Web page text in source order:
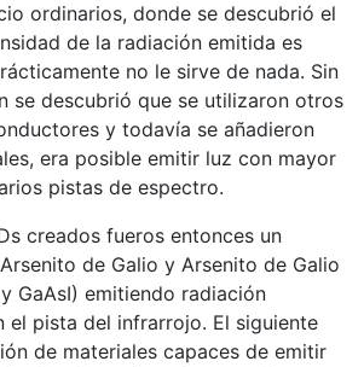
ordinarios, donde se descubrió el
de la radiación emitida es
no le sirve de nada. Sin
se descubrió que se utilizaron otros
y todavía se añadieron
era posible emitir luz con mayor
pistas de espectro.
creados fueros entonces un
de Galio y Arsenito de Galio
GaAsI) emitiendo radiación
el pista del infrarrojo. El siguiente
de materiales capaces de emitir